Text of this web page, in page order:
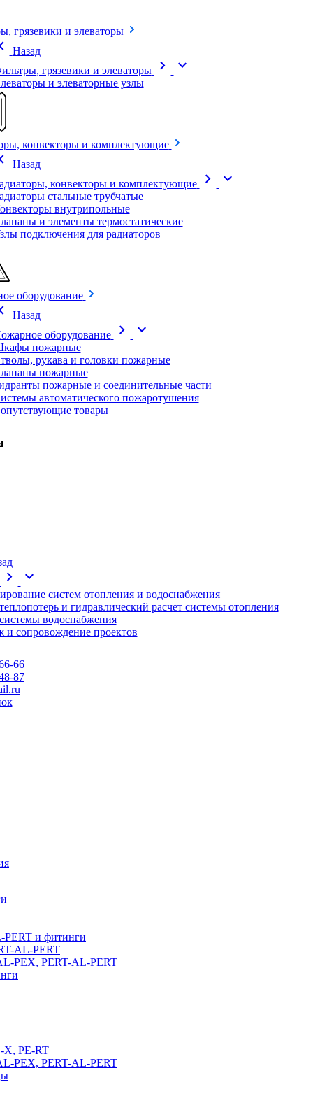
грязевики и элеваторы
Назад
грязевики и элеваторы
chevron_right expand_more
и элеваторные узлы
конвекторы и комплектующие
Назад
конвекторы и комплектующие
chevron_right expand_more
стальные трубчатые
внутрипольные
и элементы термостатические
подключения для радиаторов
оборудование
Назад
оборудование
chevron_right expand_more
пожарные
рукава и головки пожарные
пожарные
пожарные и соединительные части
автоматического пожаротушения
товары
chevron_right expand_more
систем отопления и водоснабжения
и гидравлический расчет системы отопления
водоснабжения
и сопровождение проектов
66
87
PERT и фитинги
AL-PERT
PEX, PERT-AL-PERT
X, PE-RT
PEX, PERT-AL-PERT